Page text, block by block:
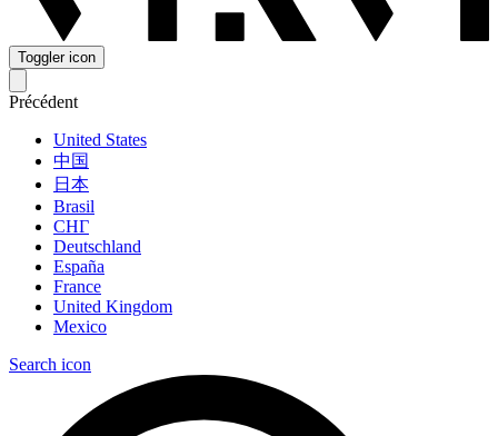
Toggler icon
Précédent
United States
中国
日本
Brasil
СНГ
Deutschland
España
France
United Kingdom
Mexico
Search icon